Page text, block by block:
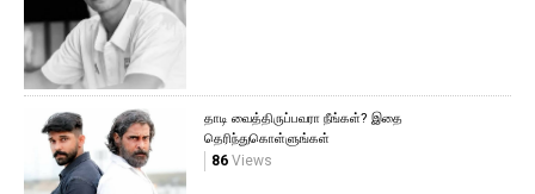
தாடி வைத்திருப்பவரா நீங்கள்? இதை
தெரிந்துகொள்ளுங்கள்
86Views